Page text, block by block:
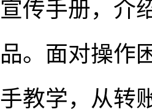
宣传手册，介
品。面对操作
手教学，从转